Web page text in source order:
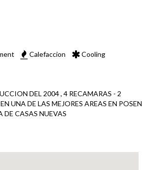
Calefaccion Cooling
DEL 2004 , 4 RECAMARAS - 2
UNA DE LAS MEJORES AREAS EN POSEN
DE CASAS NUEVAS